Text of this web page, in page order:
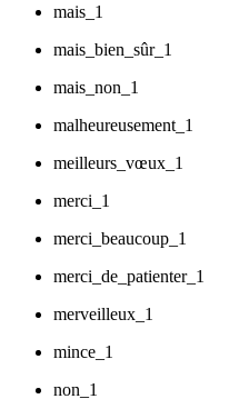
mais_1
mais_bien_sûr_1
mais_non_1
malheureusement_1
meilleurs_vœux_1
merci_1
merci_beaucoup_1
merci_de_patienter_1
merveilleux_1
mince_1
non_1